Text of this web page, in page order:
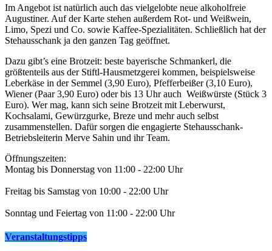
Im Angebot ist natürlich auch das vielgelobte neue alkoholfreie
Augustiner. Auf der Karte stehen außerdem Rot- und Weißwein,
Limo, Spezi und Co. sowie Kaffee-Spezialitäten. Schließlich hat der
Stehausschank ja den ganzen Tag geöffnet.
Dazu gibt’s eine Brotzeit: beste bayerische Schmankerl, die
größtenteils aus der Stiftl-Hausmetzgerei kommen, beispielsweise
Leberkäse in der Semmel (3,90 Euro), Pfefferbeißer (3,10 Euro),
Wiener (Paar 3,90 Euro) oder bis 13 Uhr auch Weißwürste (Stück 3
Euro). Wer mag, kann sich seine Brotzeit mit Leberwurst,
Kochsalami, Gewürzgurke, Breze und mehr auch selbst
zusammenstellen. Dafür sorgen die engagierte Stehausschank-
Betriebsleiterin Merve Sahin und ihr Team.
Öffnungszeiten:
Montag bis Donnerstag von 11:00 - 22:00 Uhr
Freitag bis Samstag von 10:00 - 22:00 Uhr
Sonntag und Feiertag von 11:00 - 22:00 Uhr
Veranstaltungstipps